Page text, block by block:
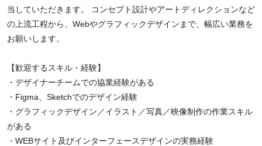
当していただきます。 コンセプト設計やアートディレクションなど
の上流工程から、Webやグラフィックデザインまで、幅広い業務を
お願いします。
【歓迎するスキル・経験】
・デザイナーチームでの協業経験がある
・Figma、Sketchでのデザイン経験
・グラフィックデザイン／イラスト／写真／映像制作の作業スキル
がある
・WEBサイト及びインターフェースデザインの実務経験